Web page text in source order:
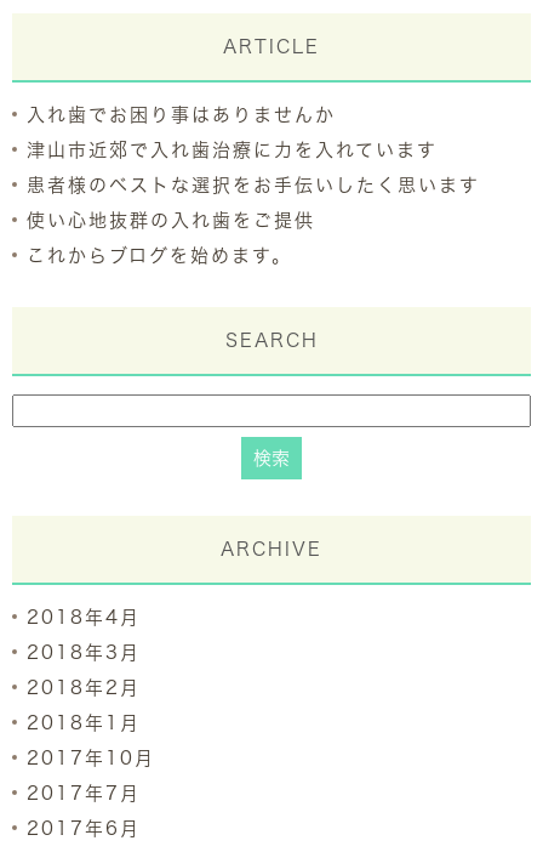
ARTICLE
入れ歯でお困り事はありませんか
津山市近郊で入れ歯治療に力を入れています
患者様のベストな選択をお手伝いしたく思います
使い心地抜群の入れ歯をご提供
これからブログを始めます。
SEARCH
ARCHIVE
2018年4月
2018年3月
2018年2月
2018年1月
2017年10月
2017年7月
2017年6月